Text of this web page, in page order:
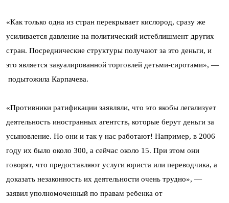
«Как только одна из стран перекрывает кислород, сразу же
усиливается давление на политический истеблишмент других
стран. Посреднические структуры получают за это деньги, и
это является завуалированной торговлей детьми-сиротами», —
подытожила Карпачева.
«Противники ратификации заявляли, что это якобы легализует
деятельность иностранных агентств, которые берут деньги за
усыновление. Но они и так у нас работают! Например, в 2006
году их было около 300, а сейчас около 15. При этом они
говорят, что предоставляют услуги юриста или переводчика, а
доказать незаконность их деятельности очень трудно», —
заявил уполномоченный по правам ребенка от